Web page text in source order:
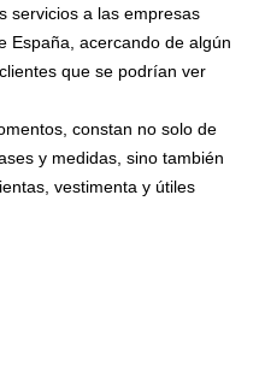
servicios a las empresas
España, acercando de algún
que se podrían ver
constan no solo de
y medidas, sino también
vestimenta y útiles